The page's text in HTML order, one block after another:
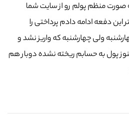
منظم پولم رو از سایت شما
این دفعه ادامه دادم پرداختی را
ولی چهارشنبه که واریز نشد و
پول به حسابم ریخته نشده دوبار هم